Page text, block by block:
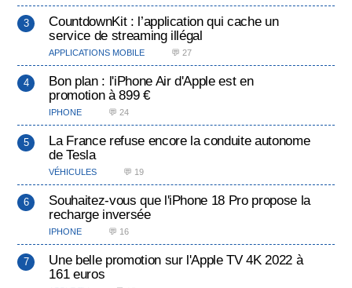
CountdownKit : l’application qui cache un
service de streaming illégal
APPLICATIONS MOBILE 💬 27
Bon plan : l'iPhone Air d'Apple est en
promotion à 899 €
IPHONE 💬 24
La France refuse encore la conduite autonome
de Tesla
VÉHICULES 💬 19
Souhaitez-vous que l'iPhone 18 Pro propose la
recharge inversée
IPHONE 💬 16
Une belle promotion sur l'Apple TV 4K 2022 à
161 euros